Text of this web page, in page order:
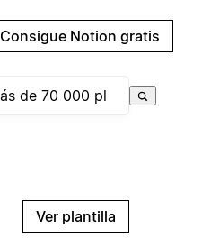
Consigue Notion gratis
Ver plantilla